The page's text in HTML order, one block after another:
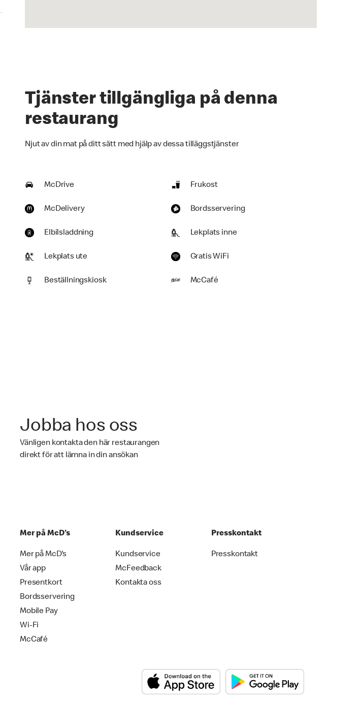
Tjänster tillgängliga på denna
restaurang
Njut av din mat på ditt sätt med hjälp av dessa tilläggstjänster
McDrive Frukost
McDelivery Bordsservering
Elbilsladdning Lekplats inne
Lekplats ute Gratis WiFi
Beställningskiosk McCafé
Jobba hos oss
Vänligen kontakta den här restaurangen
direkt för att lämna in din ansökan
Mer på McD's
Mer på McD's
Vår app
Presentkort
Bordsservering
Mobile Pay
Wi-Fi
McCafé
Kundservice
Kundservice
McFeedback
Kontakta oss
Presskontakt
Presskontakt